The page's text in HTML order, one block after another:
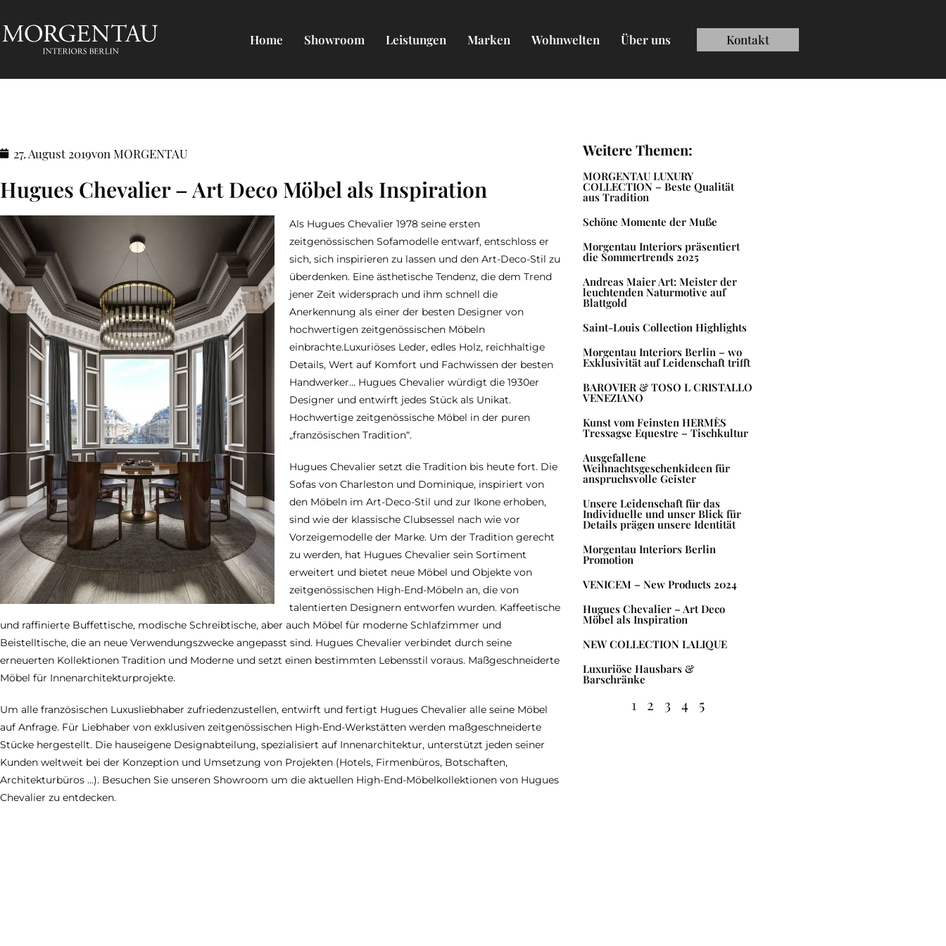
Home Showroom Leistungen Marken Wohnwelten Über uns Kontakt
27. August 2019von MORGENTAU
Hugues Chevalier – Art Deco Möbel als Inspiration
Als Hugues Chevalier 1978 seine ersten
zeitgenössischen Sofamodelle entwarf, entschloss er
sich, sich inspirieren zu lassen und den Art-Deco-Stil zu
überdenken. Eine ästhetische Tendenz, die dem Trend
jener Zeit widersprach und ihm schnell die
Anerkennung als einer der besten Designer von
hochwertigen zeitgenössischen Möbeln
einbrachte.Luxuriöses Leder, edles Holz, reichhaltige
Details, Wert auf Komfort und Fachwissen der besten
Handwerker… Hugues Chevalier würdigt die 1930er
Designer und entwirft jedes Stück als Unikat.
Hochwertige zeitgenössische Möbel in der puren
„französischen Tradition“.
Hugues Chevalier setzt die Tradition bis heute fort. Die
Sofas von Charleston und Dominique, inspiriert von
den Möbeln im Art-Deco-Stil und zur Ikone erhoben,
sind wie der klassische Clubsessel nach wie vor
Vorzeigemodelle der Marke. Um der Tradition gerecht
zu werden, hat Hugues Chevalier sein Sortiment
erweitert und bietet neue Möbel und Objekte von
zeitgenössischen High-End-Möbeln an, die von
talentierten Designern entworfen wurden. Kaffeetische
und raffinierte Buffettische, modische Schreibtische, aber auch Möbel für moderne Schlafzimmer und
Beistelltische, die an neue Verwendungszwecke angepasst sind. Hugues Chevalier verbindet durch seine
erneuerten Kollektionen Tradition und Moderne und setzt einen bestimmten Lebensstil voraus. Maßgeschneiderte
Möbel für Innenarchitekturprojekte.
Um alle französischen Luxusliebhaber zufriedenzustellen, entwirft und fertigt Hugues Chevalier alle seine Möbel
auf Anfrage. Für Liebhaber von exklusiven zeitgenössischen High-End-Werkstätten werden maßgeschneiderte
Stücke hergestellt. Die hauseigene Designabteilung, spezialisiert auf Innenarchitektur, unterstützt jeden seiner
Kunden weltweit bei der Konzeption und Umsetzung von Projekten (Hotels, Firmenbüros, Botschaften,
Architekturbüros …). Besuchen Sie unseren Showroom um die aktuellen High-End-Möbelkollektionen von Hugues
Chevalier zu entdecken.
Weitere Themen:
MORGENTAU LUXURY
COLLECTION – Beste Qualität
aus Tradition
Schöne Momente der Muße
Morgentau Interiors präsentiert
die Sommertrends 2025
Andreas Maier Art: Meister der
leuchtenden Naturmotive auf
Blattgold
Saint-Louis Collection Highlights
Morgentau Interiors Berlin – wo
Exklusivität auf Leidenschaft trifft
BAROVIER & TOSO L CRISTALLO
VENEZIANO
Kunst vom Feinsten HERMÈS
Tressagse Equestre – Tischkultur
Ausgefallene
Weihnachtsgeschenkideen für
anspruchsvolle Geister
Unsere Leidenschaft für das
Individuelle und unser Blick für
Details prägen unsere Identität
Morgentau Interiors Berlin
Promotion
VENICEM – New Products 2024
Hugues Chevalier – Art Deco
Möbel als Inspiration
NEW COLLECTION LALIQUE
Luxuriöse Hausbars &
Barschränke
1 2 3 4 5